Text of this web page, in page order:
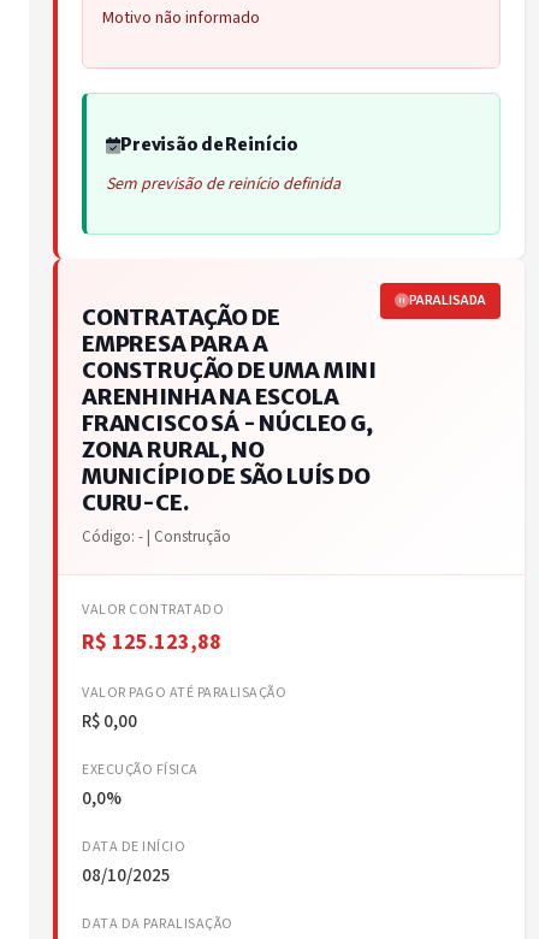
Motivo não informado
Previsão de Reinício
Sem previsão de reinício definida
CONTRATAÇÃO DE
EMPRESA PARA A
CONSTRUÇÃO DE UMA MINI
ARENHINHA NA ESCOLA
FRANCISCO SÁ - NÚCLEO G,
ZONA RURAL, NO
MUNICÍPIO DE SÃO LUÍS DO
CURU-CE.
Código: - | Construção
PARALISADA
VALOR CONTRATADO
R$ 125.123,88
VALOR PAGO ATÉ PARALISAÇÃO
R$ 0,00
EXECUÇÃO FÍSICA
0,0%
DATA DE INÍCIO
08/10/2025
DATA DA PARALISAÇÃO